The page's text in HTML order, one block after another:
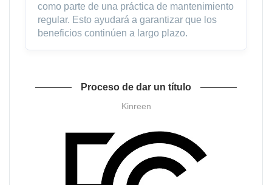
como parte de una práctica de mantenimiento
regular. Esto ayudará a garantizar que los
beneficios continúen a largo plazo.
Proceso de dar un título
Kinreen